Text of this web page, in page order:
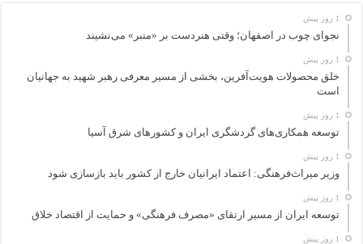
1 روز پیش
نجوای چوب در اصفهان؛ وقتی هنردست بر «منبر» می‌نشیند
1 روز پیش
خلق محصولات هویت‌آفرین، بخشی از مسیر معرفی رهبر شهید به جهانیان
است
1 روز پیش
توسعه همکاری‌های گردشگری ایران و کشورهای شرق آسیا
1 روز پیش
وزیر میراث‌فرهنگی: اعتماد ایرانیان خارج از کشور باید بازسازی شود
1 روز پیش
توسعه ایران از مسیر ارتقای «مصرف فرهنگی» و حمایت از اقتصاد خلاق
1 روز پیش